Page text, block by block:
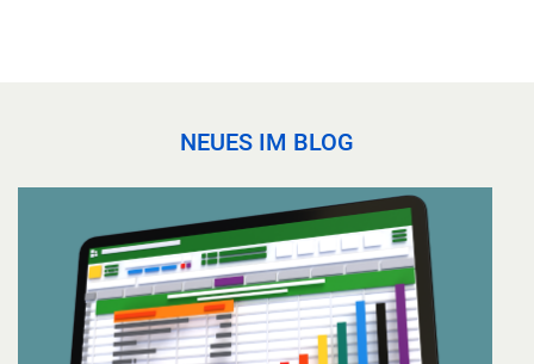
NEUES IM BLOG